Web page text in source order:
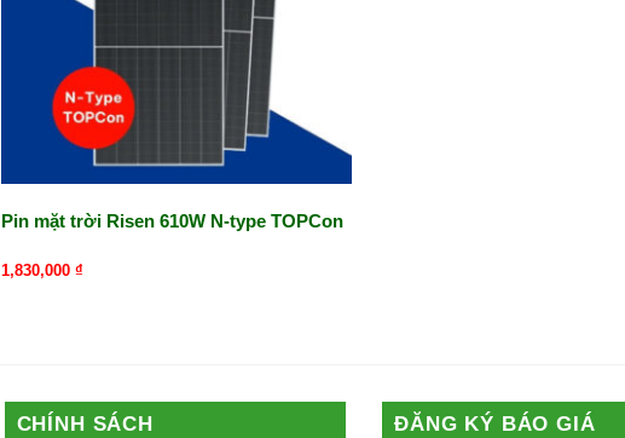
Pin mặt trời Risen 610W N-type TOPCon
1,830,000 ₫
CHÍNH SÁCH
ĐĂNG KÝ BÁO GIÁ